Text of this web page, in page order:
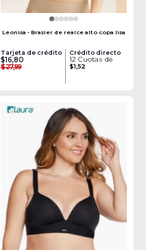
Leonisa - Brasier de realce alto copa lisa
Tarjeta de crédito
$16,80
$27,99
Crédito directo
12 Cuotas de
$1,52